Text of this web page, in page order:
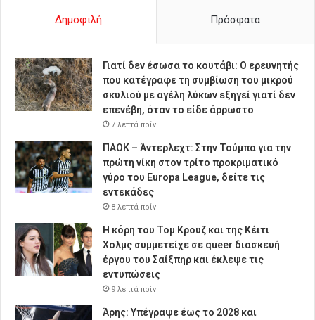
Δημοφιλή Πρόσφατα
Γιατί δεν έσωσα το κουτάβι: Ο ερευνητής
που κατέγραφε τη συμβίωση του μικρού
σκυλιού με αγέλη λύκων εξηγεί γιατί δεν
επενέβη, όταν το είδε άρρωστο
7 λεπτά πρίν
ΠΑΟΚ – Άντερλεχτ: Στην Τούμπα για την
πρώτη νίκη στον τρίτο προκριματικό
γύρο του Europa League, δείτε τις
εντεκάδες
8 λεπτά πρίν
Η κόρη του Τομ Κρουζ και της Κέιτι
Χολμς συμμετείχε σε queer διασκευή
έργου του Σαίξπηρ και έκλεψε τις
εντυπώσεις
9 λεπτά πρίν
Άρης: Υπέγραψε έως το 2028 και